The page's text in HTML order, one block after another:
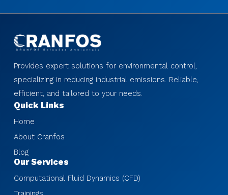
Provides expert solutions for environmental control,
specializing in reducing industrial emissions. Reliable,
efficient, and tailored to your needs.
Quick Links
Home
About Cranfos
Blog
Our Services
Computational Fluid Dynamics (CFD)